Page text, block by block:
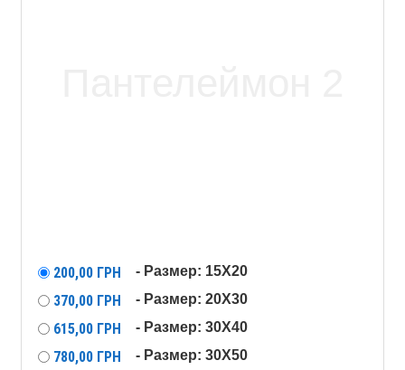
200,00 ГРН - Размер: 15X20
370,00 ГРН - Размер: 20X30
615,00 ГРН - Размер: 30X40
780,00 ГРН - Размер: 30X50